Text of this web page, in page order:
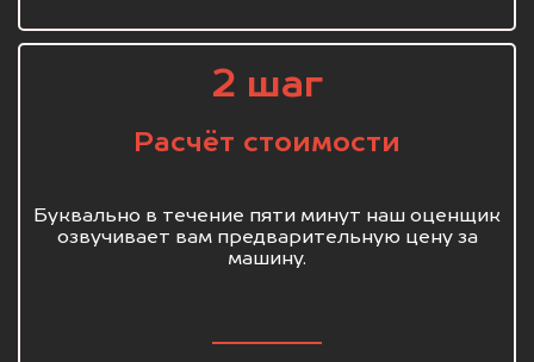
2 шаг
Расчёт стоимости
Буквально в течение пяти минут наш оценщик
озвучивает вам предварительную цену за
машину.